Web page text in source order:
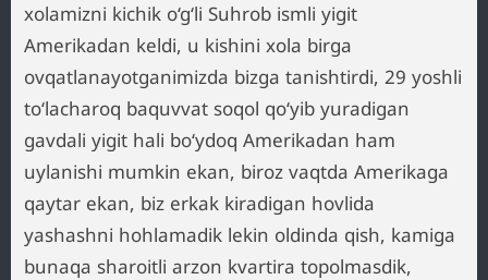
xolamizni kichik o‘g‘li Suhrob ismli yigit
Amerikadan keldi, u kishini xola birga
ovqatlanayotganimizda bizga tanishtirdi, 29 yoshli
to‘lacharoq baquvvat soqol qo‘yib yuradigan
gavdali yigit hali bo‘ydoq Amerikadan ham
uylanishi mumkin ekan, biroz vaqtda Amerikaga
qaytar ekan, biz erkak kiradigan hovlida
yashashni hohlamadik lekin oldinda qish, kamiga
bunaqa sharoitli arzon kvartira topolmasdik,